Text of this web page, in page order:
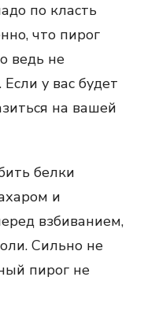
по класть
что пирог
ведь не
у вас будет
на вашей
белки
и
взбиванием,
Сильно не
пирог не